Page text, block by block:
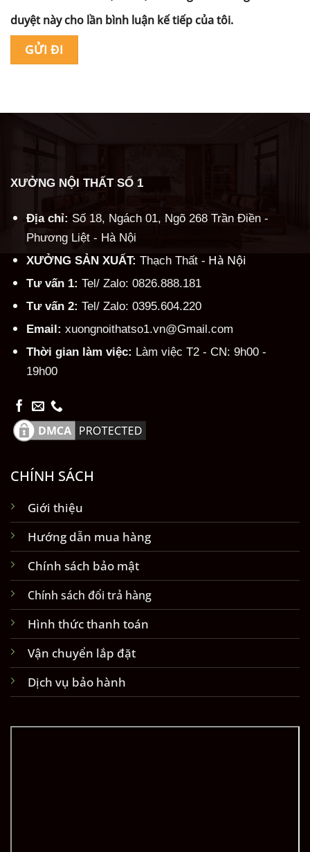
duyệt này cho lần bình luận kế tiếp của tôi.
XƯỞNG NỘI THẤT SỐ 1
Địa chỉ: Số 18, Ngách 01, Ngõ 268 Trần Điền -
Phương Liệt - Hà Nội
XƯỞNG SẢN XUẤT: Thạch Thất - Hà Nội
Tư vấn 1: Tel/ Zalo: 0826.888.181
Tư vấn 2: Tel/ Zalo: 0395.604.220
Email: xuongnoithatso1.vn@Gmail.com
Thời gian làm việc: Làm việc T2 - CN: 9h00 -
19h00
CHÍNH SÁCH
Giới thiệu
Hướng dẫn mua hàng
Chính sách bảo mật
Chính sách đổi trả hàng
Hình thức thanh toán
Vận chuyển lắp đặt
Dịch vụ bảo hành